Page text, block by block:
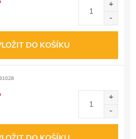
DO KOŠÍKU